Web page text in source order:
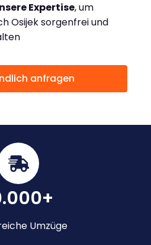
Expertise, um
Osijek sorgenfrei und
anfragen
Umzüge